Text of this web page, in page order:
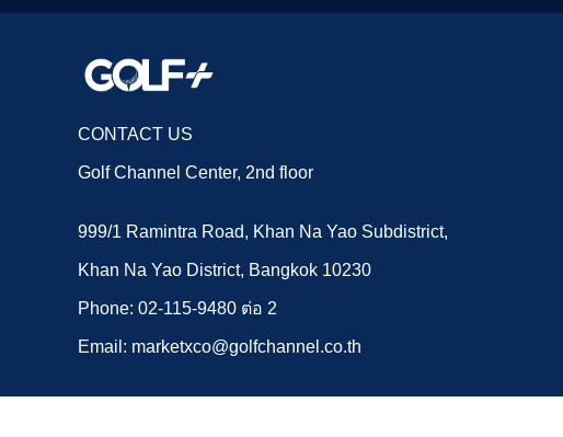
CONTACT US
Golf Channel Center, 2nd floor
999/1 Ramintra Road, Khan Na Yao Subdistrict,
Khan Na Yao District, Bangkok 10230
Phone: 02-115-9480 ต่อ 2
Email: marketxco@golfchannel.co.th